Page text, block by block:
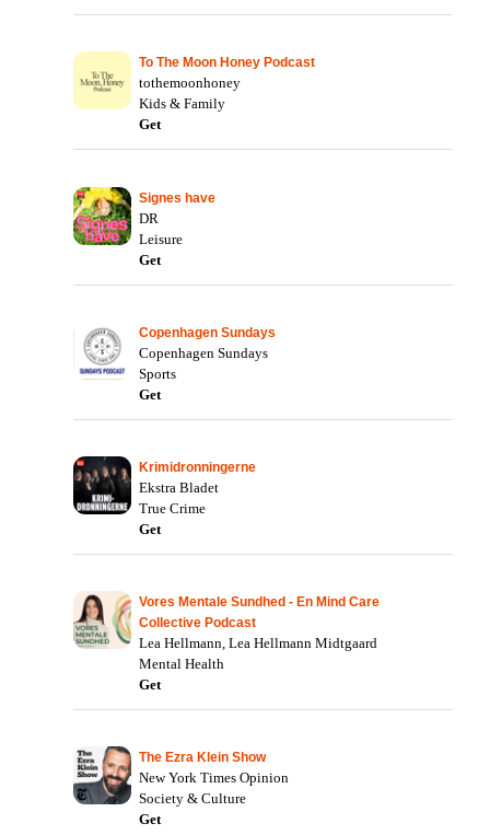
To The Moon Honey Podcast
tothemoonhoney
Kids & Family
Get
Signes have
DR
Leisure
Get
Copenhagen Sundays
Copenhagen Sundays
Sports
Get
Krimidronningerne
Ekstra Bladet
True Crime
Get
Vores Mentale Sundhed - En Mind Care
Collective Podcast
Lea Hellmann, Lea Hellmann Midtgaard
Mental Health
Get
The Ezra Klein Show
New York Times Opinion
Society & Culture
Get